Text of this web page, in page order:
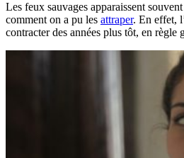
Les feux sauvages apparaissent
comment on a pu les attraper. En effet,
contracter des années plus tôt, en règle